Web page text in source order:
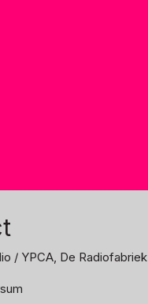
/ YPCA, De Radiofabriek